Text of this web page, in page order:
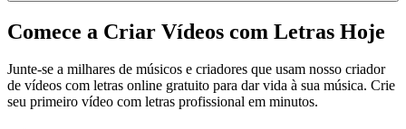
Comece a Criar Vídeos com Letras Hoje
Junte-se a milhares de músicos e criadores que usam nosso criador
de vídeos com letras online gratuito para dar vida à sua música. Crie
seu primeiro vídeo com letras profissional em minutos.